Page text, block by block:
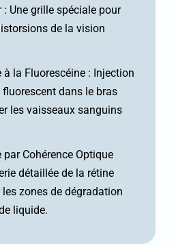
: Une grille spéciale pour
de la vision
la Fluorescéine : Injection
fluorescent dans le bras
les vaisseaux sanguins
Cohérence Optique
détaillée de la rétine
zones de dégradation
liquide.